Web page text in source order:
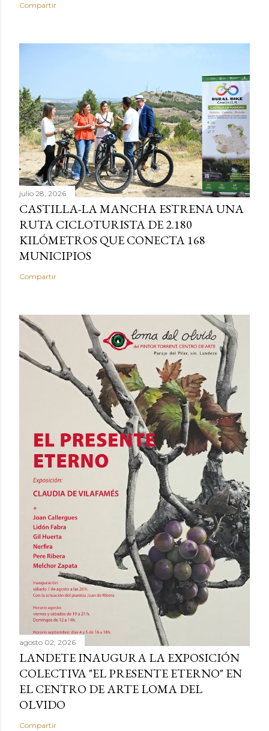
Compartir
julio 28, 2026
CASTILLA-LA MANCHA ESTRENA UNA
RUTA CICLOTURISTA DE 2.180
KILÓMETROS QUE CONECTA 168
MUNICIPIOS
Compartir
agosto 02, 2026
LANDETE INAUGURA LA EXPOSICIÓN
COLECTIVA "EL PRESENTE ETERNO" EN
EL CENTRO DE ARTE LOMA DEL
OLVIDO
Compartir